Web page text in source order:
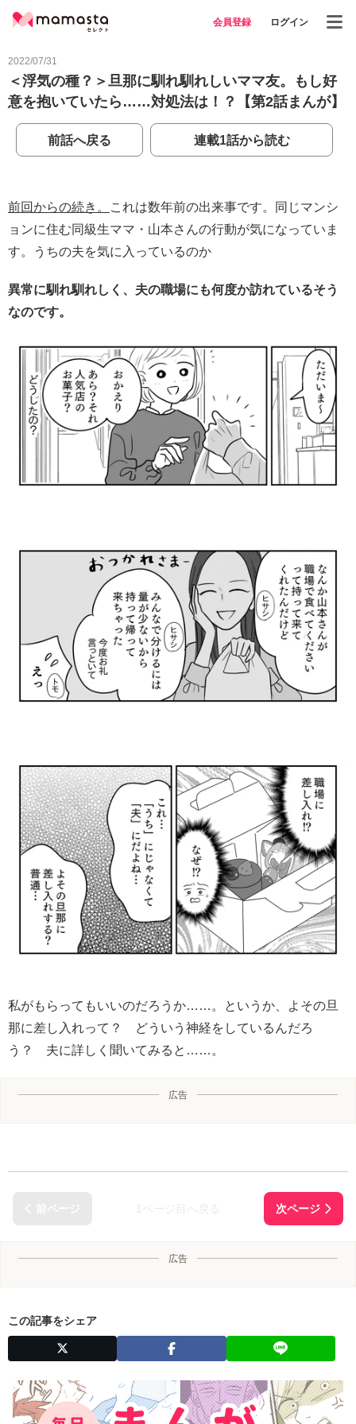
会員登録 ログイン
2022/07/31
＜浮気の種？＞旦那に馴れ馴れしいママ友。もし好
意を抱いていたら……対処法は！？【第2話まんが】
前話へ戻る 連載1話から読む
前回からの続き。
これは数年前の出来事です。同じマンシ
ョンに住む同級生ママ・山本さんの行動が気になっていま
す。うちの夫を気に入っているのか
異常に馴れ馴れしく、夫の職場にも何度か訪れているそう
なのです。
私がもらってもいいのだろうか……。というか、よその旦
那に差し入れって？ どういう神経をしているんだろ
う？ 夫に詳しく聞いてみると……。
広告
広告
この記事をシェア